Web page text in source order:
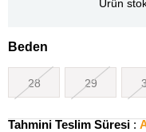
Ürün
Beden
28 29
Tahmini Teslim Süresi :